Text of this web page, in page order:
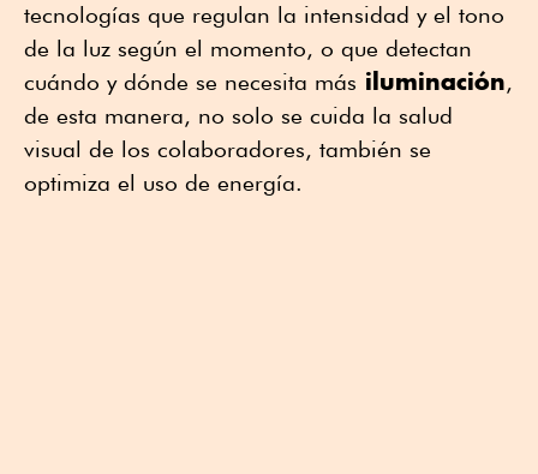
tecnologías que regulan la intensidad y el tono
de la luz según el momento, o que detectan
cuándo y dónde se necesita más iluminación,
de esta manera, no solo se cuida la salud
visual de los colaboradores, también se
optimiza el uso de energía.